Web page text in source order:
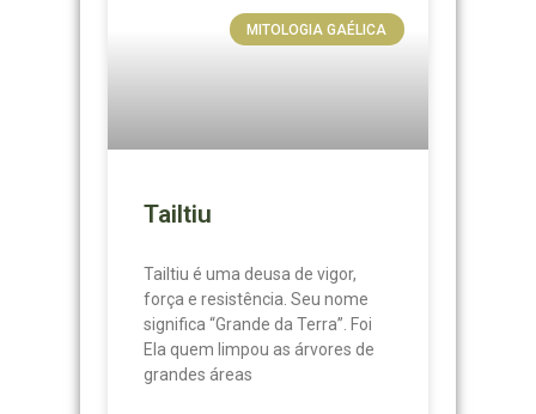
MITOLOGIA GAÉLICA
Tailtiu
Tailtiu é uma deusa de vigor,
força e resistência. Seu nome
significa “Grande da Terra”. Foi
Ela quem limpou as árvores de
grandes áreas